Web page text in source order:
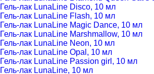
Гель-лак LunaLine Disco, 10 мл
Гель-лак LunaLine Flash, 10 мл
Гель-лак LunaLine Magic Dance, 10 мл
Гель-лак LunaLine Marshmallow, 10 мл
Гель-лак LunaLine Neon, 10 мл
Гель-лак LunaLine Opal, 10 мл
Гель-лак LunaLine Passion girl, 10 мл
Гель-лак LunaLine, 10 мл